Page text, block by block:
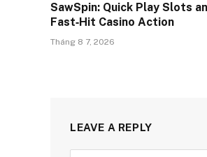
SawSpin: Quick Play Slots
Fast‑Hit Casino Action
Tháng 8 7, 2026
LEAVE A REPLY